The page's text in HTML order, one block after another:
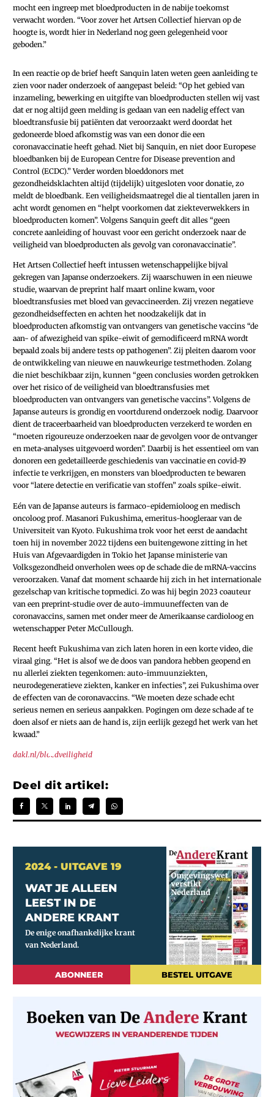
mocht een ingreep met bloedproducten in de nabije toekomst
verwacht worden. “Voor zover het Artsen Collectief hiervan op de
hoogte is, wordt hier in Nederland nog geen gelegenheid voor
geboden.”
In een reactie op de brief heeft Sanquin laten weten geen aanleiding te
zien voor nader onderzoek of aangepast beleid: “Op het gebied van
inzameling, bewerking en uitgifte van bloedproducten stellen wij vast
dat er nog altijd geen melding is gedaan van een nadelig effect van
bloedtransfusie bij patiënten dat veroorzaakt werd doordat het
gedoneerde bloed afkomstig was van een donor die een
coronavaccinatie heeft gehad. Niet bij Sanquin, en niet door Europese
bloedbanken bij de European Centre for Disease prevention and
Control (ECDC).” Verder worden bloeddonors met
gezondheidsklachten altijd (tijdelijk) uitgesloten voor donatie, zo
meldt de bloedbank. Een veiligheidsmaatregel die al tientallen jaren in
acht wordt genomen en “helpt voorkomen dat ziekteverwekkers in
bloedproducten komen”. Volgens Sanquin geeft dit alles “geen
concrete aanleiding of houvast voor een gericht onderzoek naar de
veiligheid van bloedproducten als gevolg van coronavaccinatie”.
Het Artsen Collectief heeft intussen wetenschappelijke bijval
gekregen van Japanse onderzoekers. Zij waarschuwen in een nieuwe
studie, waarvan de preprint half maart online kwam, voor
bloedtransfusies met bloed van gevaccineerden. Zij vrezen negatieve
gezondheids­effecten en achten het noodzakelijk dat in
bloedproducten afkomstig van ontvangers van genetische vaccins “de
aan- of afwezigheid van spike-eiwit of gemodificeerd mRNA wordt
bepaald zoals bij andere tests op pathogenen”. Zij pleiten daarom voor
de ontwikkeling van nieuwe en nauwkeurige testmethoden. Zolang
die niet beschikbaar zijn, kunnen “geen conclusies worden getrokken
over het risico of de veiligheid van bloedtransfusies met
bloedproducten van ontvangers van genetische vaccins”. Volgens de
Japanse auteurs is grondig en voortdurend onderzoek nodig. Daarvoor
dient de traceerbaarheid van bloedproducten verzekerd te worden en
“moeten rigoureuze onderzoeken naar de gevolgen voor de ontvanger
en meta-analyses uitgevoerd worden”. Daarbij is het essentieel om van
donoren een gedetailleerde geschiedenis van vaccinatie en covid-19
infectie te verkrijgen, en monsters van bloedproducten te bewaren
voor “latere detectie en verificatie van stoffen” zoals spike-eiwit.
Eén van de Japanse auteurs is ­farmaco-epidemioloog en medisch
oncoloog prof. Masanori Fukushima, emeritus-hoogleraar van de
Universiteit van Kyoto. Fukushima trok voor het eerst de aandacht
toen hij in november 2022 tijdens een buitengewone zitting in het
Huis van Afgevaardigden in Tokio het Japanse ministerie van
Volksgezondheid onverholen wees op de schade die de mRNA-vaccins
veroorzaken. Vanaf dat moment schaarde hij zich in het internationale
gezelschap van kritische topmedici. Zo was hij begin 2023 coauteur
van een preprint-studie over de auto-immuuneffecten van de
coronavaccins, samen met onder meer de Amerikaanse cardioloog en
wetenschapper Peter McCullough.
Recent heeft Fukushima van zich laten horen in een korte video, die
viraal ging. “Het is alsof we de doos van pandora hebben geopend en
nu allerlei ziekten tegenkomen: auto-immuunziekten,
neurodegeneratieve ziekten, kanker en infecties”, zei Fukushima over
de effecten van de coronavaccins. “We moeten deze schade echt
serieus nemen en serieus aanpakken. Pogingen om deze schade af te
doen alsof er niets aan de hand is, zijn eerlijk gezegd het werk van het
kwaad.”
dakl.nl/bloedveiligheid
Deel dit artikel:
2024 - UITGAVE 19
WAT JE ALLEEN
LEEST IN DE
ANDERE KRANT
ABONNEER BESTEL UITGAVE